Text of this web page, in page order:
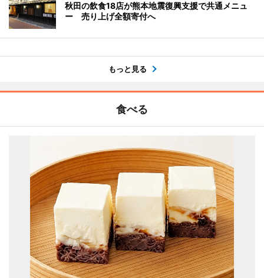
秋田の飲食18店が熊本地震復興支援で共通メニュ
ー 売り上げ全額寄付へ
もっと見る
食べる